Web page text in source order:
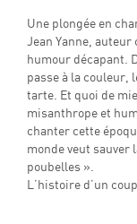
Une plongée en
Jean Yanne,
humour décapant.
passe à la couleur,
tarte. Et quoi de
misanthrope et
chanter cette
monde veut sauver
poubelles ».
L’histoire d’un